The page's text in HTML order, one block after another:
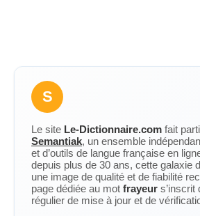
S
Le site Le-Dictionnaire.com fait
Semantiak, un ensemble
et d’outils de langue française en
depuis plus de 30 ans, cette galaxie
une image de qualité et de fiabilité
page dédiée au mot frayeur s’inscrit
régulier de mise à jour et de